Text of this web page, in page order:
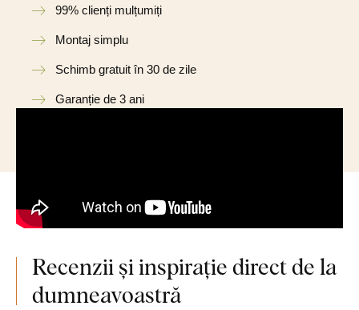
99% clienți mulțumiți
Montaj simplu
Schimb gratuit în 30 de zile
Garanție de 3 ani
Recenzii și inspirație direct de la
dumneavoastră